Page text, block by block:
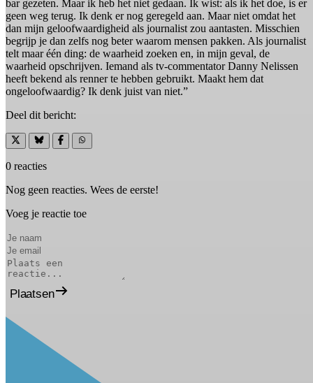
bar gezeten. Maar ik heb het niet gedaan. Ik wist: als ik het doe, is er
geen weg terug. Ik denk er nog geregeld aan. Maar niet omdat het
dan mijn geloofwaardigheid als journalist zou aantasten. Misschien
begrijp je dan zelfs nog beter waarom mensen pakken. Als journalist
telt maar één ding: de waarheid zoeken en, in mijn geval, de
waarheid opschrijven. Iemand als tv-commentator Danny Nelissen
heeft bekend als renner te hebben gebruikt. Maakt hem dat
ongeloofwaardig? Ik denk juist van niet.”
Deel dit bericht:
0 reacties
Nog geen reacties. Wees de eerste!
Voeg je reactie toe
Plaatsen